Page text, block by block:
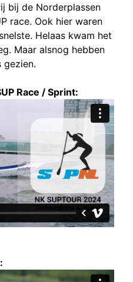
bij de Norderplassen
race. Ook hier waren
Helaas kwam het
Maar alsnog hebben
gezien.
Race / Sprint: